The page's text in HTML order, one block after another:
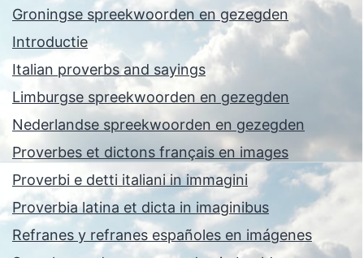
Groningse spreekwoorden en gezegden
Introductie
Italian proverbs and sayings
Limburgse spreekwoorden en gezegden
Nederlandse spreekwoorden en gezegden
Proverbes et dictons français en images
Proverbi e detti italiani in immagini
Proverbia latina et dicta in imaginibus
Refranes y refranes españoles en imágenes